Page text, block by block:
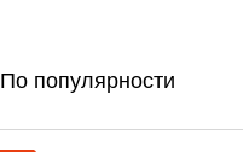
По популярности